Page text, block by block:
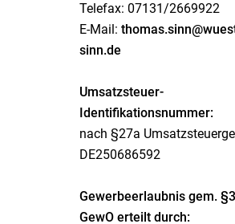
Telefax: 07131/2669922
E-Mail:
sinn.de
Umsatzsteuer-
Identifikationsnummer:
nach §27a
DE250686592
Gewerbeerlaubnis gem.
GewO erteilt durch: